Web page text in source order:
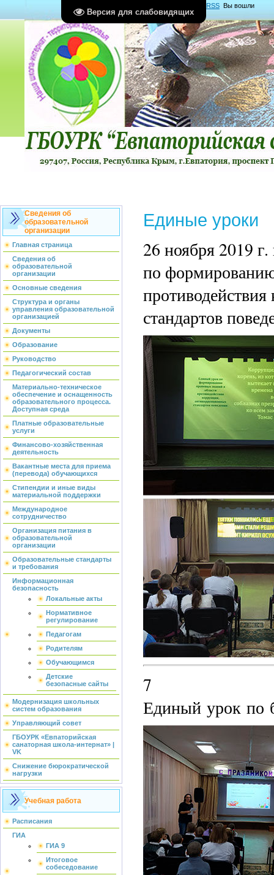
Версия для слабовидящих
RSS Вы вошли
какГость Группа "Гости"
Сведения об
образовательной
организации
Главная страница
Сведения об
образовательной
организации
Основные сведения
Структура и органы
управления образовательной
организацией
Документы
Образование
Руководство
Педагогический состав
Материально-техническое
обеспечение и оснащенность
образовательного процесса.
Доступная среда
Платные образовательные
услуги
Финансово-хозяйственная
деятельность
Вакантные места для приема
(перевода) обучающихся
Стипендии и иные виды
материальной поддержки
Международное
сотрудничество
Организация питания в
образовательной
организации
Образовательные стандарты
и требования
Информационная
безопасность
Локальные акты
Нормативное
регулирование
Педагогам
Родителям
Обучающимся
Детские
безопасные сайты
Модернизация школьных
систем образования
Управляющий совет
ГБОУРК «Евпаторийская
санаторная школа-интернат» |
VK
Снижение бюрократической
нагрузки
Учебная работа
Расписания
ГИА
ГИА 9
Итоговое
собеседование
Единые уроки
26 ноября 2019
по
стандартов
7
Единый урок по